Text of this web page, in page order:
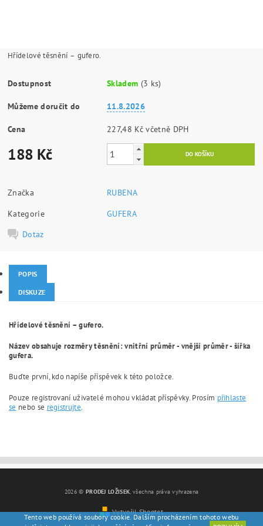
Hřídelové těsnění – gufero.
Dostupnost Skladem (3 ks)
Můžeme doručit do 11.8.2026
Cena 227,48 Kč včetně DPH
188 Kč
Značka
RUBENA
Kategorie
GUFERA
Dotaz
POPIS
DISKUZE
Hřídelové těsnění – gufero.
Název obsahuje rozměry těsnění: vnitřní průměr - vnější průměr - šířka
gufera.
Buďte první, kdo napíše příspěvek k této položce.
Pouze registrovaní uživatelé mohou vkládat příspěvky. Prosím přihlaste
se nebo se registrujte.
2026 © PRODEJ LOŽISEK, všechna práva vyhrazena
Vytvořil Shoptet
Tento web používá soubory cookie. Dalším procházením tohoto webu